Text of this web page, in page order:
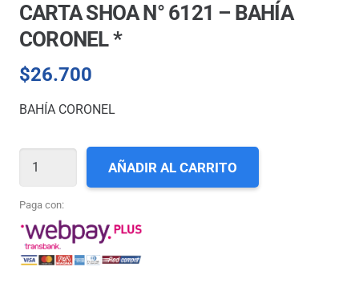
CARTA SHOA N° 6121 – BAHÍA
CORONEL *
$26.700
BAHÍA CORONEL
N°
6121
BAHÍA
AÑADIR AL CARRITO
Paga con: